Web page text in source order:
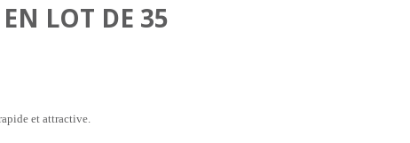
EN LOT DE 35
et attractive.